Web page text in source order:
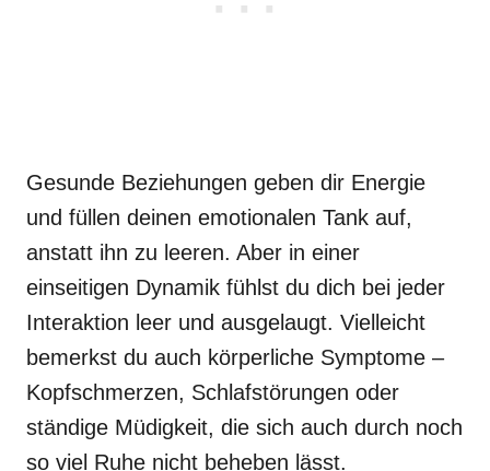
Gesunde Beziehungen geben dir Energie
und füllen deinen emotionalen Tank auf,
anstatt ihn zu leeren. Aber in einer
einseitigen Dynamik fühlst du dich bei jeder
Interaktion leer und ausgelaugt. Vielleicht
bemerkst du auch körperliche Symptome –
Kopfschmerzen, Schlafstörungen oder
ständige Müdigkeit, die sich auch durch noch
so viel Ruhe nicht beheben lässt.